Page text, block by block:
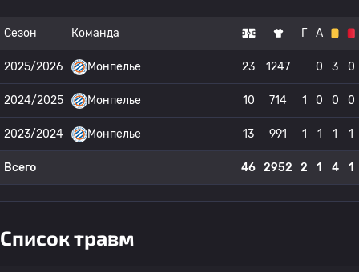
Сезон Команда Г А
2025/2026 Монпелье 23 1247 0 3 0
2024/2025 Монпелье 10 714 1 0 0 0
2023/2024 Монпелье 13 991 1 1 1 1
Всего 46 2952 2 1 4 1
Список травм